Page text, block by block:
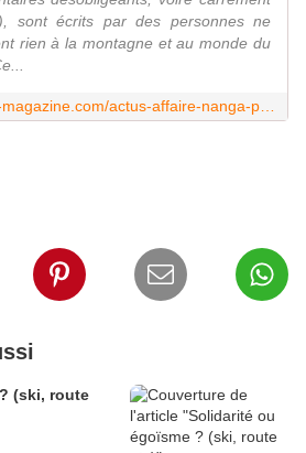
sont écrits par des personnes ne
rien à la montagne et au monde du
(ski, route